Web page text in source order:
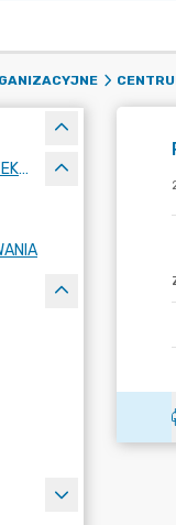
CENTRUM KULTURY I BIBLIOTEKA PUBLICZNA